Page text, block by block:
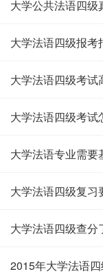
大学公共法语四级
大学法语四级报考
大学法语四级考试
大学法语四级考试
大学法语专业需要
大学法语四级复习
大学法语四级查
2015年大学法语